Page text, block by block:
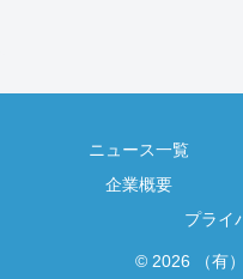
ニュース一覧
企業概要
プライ
© 2026 （有